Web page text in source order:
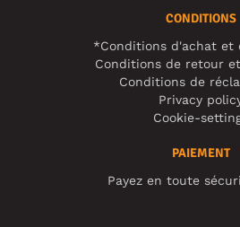
CONDITIONS
*Conditions d'achat et
Conditions de retour
Conditions de
Privacy
Cookie-
PAIEMENT
Payez en toute